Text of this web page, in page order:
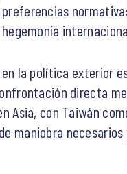
la política exterior
directa
Asia, con Taiwán
maniobra